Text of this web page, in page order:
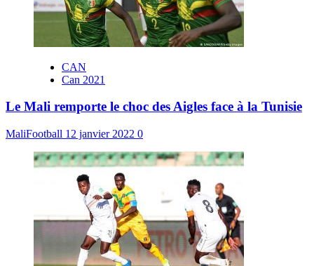
CAN
Can 2021
Le Mali remporte le choc des Aigles face à la Tunisie
MaliFootball 12 janvier 2022 0